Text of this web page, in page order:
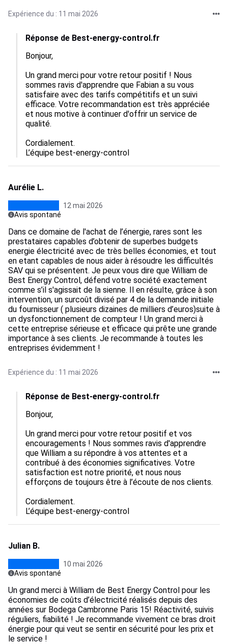
Expérience du : 11 mai 2026
Réponse de Best-energy-control.fr
Bonjour,
Un grand merci pour votre retour positif ! Nous
sommes ravis d'apprendre que Fabian a su vous
satisfaire avec des tarifs compétitifs et un suivi
efficace. Votre recommandation est très appréciée
et nous motive à continuer d'offrir un service de
qualité.
Cordialement.
L’équipe best-energy-control
Aurélie L.
12 mai 2026
Avis spontané
Dans ce domaine de l'achat de l’énergie, rares sont les
prestataires capables d’obtenir de superbes budgets
energie électricité avec de très belles économies, et tout
en etant capables de nous aider à résoudre les difficultés
SAV qui se présentent. Je peux vous dire que William de
Best Energy Control, défend votre société exactement
comme s’il s'agissait de la sienne. Il en résulte, grâce à son
intervention, un surcoût divisé par 4 de la demande initiale
du fournisseur ( plusieurs dizaines de milliers d’euros)suite à
un dysfonctionnement de compteur ! Un grand merci à
cette entreprise sérieuse et efficace qui prête une grande
importance à ses clients. Je recommande à toutes les
entreprises évidemment !
Expérience du : 11 mai 2026
Réponse de Best-energy-control.fr
Bonjour,
Un grand merci pour votre retour positif et vos
encouragements ! Nous sommes ravis d'apprendre
que William a su répondre à vos attentes et a
contribué à des économies significatives. Votre
satisfaction est notre priorité, et nous nous
efforçons de toujours être à l’écoute de nos clients.
Cordialement.
L’équipe best-energy-control
Julian B.
10 mai 2026
Avis spontané
Un grand merci à William de Best Energy Control pour les
économies de coûts d’électricité réalisés depuis des
années sur Bodega Cambronne Paris 15! Réactivité, suivis
réguliers, fiabilité ! Je recommande vivement ce bras droit
énergie pour qui veut se sentir en sécurité pour les prix et
le service !